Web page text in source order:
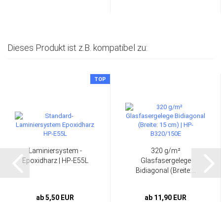
Dieses Produkt ist z.B. kompatibel zu:
TOP
Laminiersystem -
Epoxidharz | HP-E55L
ab 5,50 EUR
320 g/m²
Glasfasergelege
Bidiagonal (Breite:...
ab 11,90 EUR